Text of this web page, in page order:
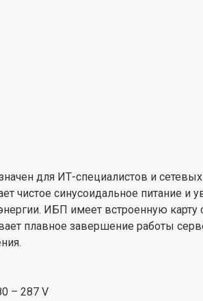
для ИТ-специалистов и
чистое синусоидальное
ИБП имеет встроенную
плавное завершение работы
– 287 V